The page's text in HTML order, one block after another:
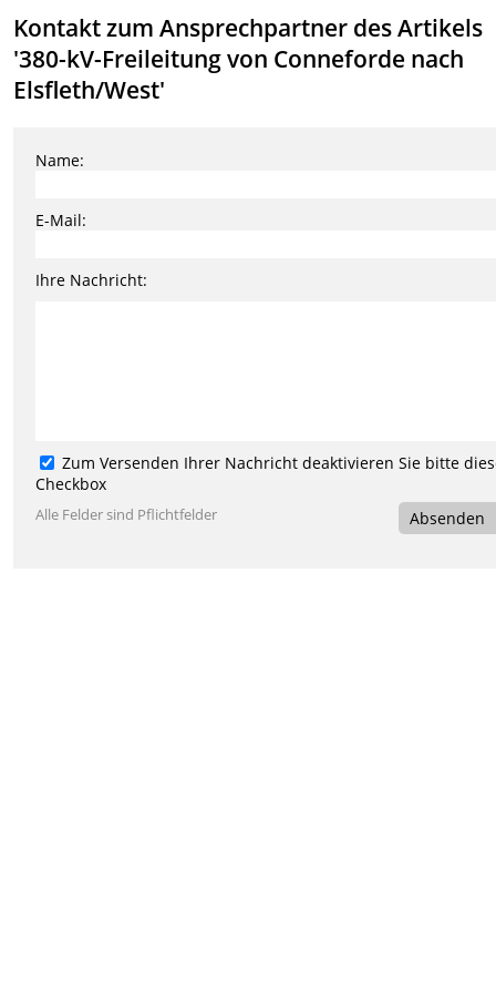
Kontakt zum Ansprechpartner des Artikels
'380-kV-Freileitung von Conneforde nach
Elsfleth/West'
Name:
E-Mail:
Ihre Nachricht:
Zum Versenden Ihrer Nachricht deaktivieren Sie bitte
Checkbox
Alle Felder sind Pflichtfelder Absenden